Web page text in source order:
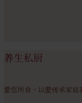
养生私厨
爱您所食。以爱传承家庭